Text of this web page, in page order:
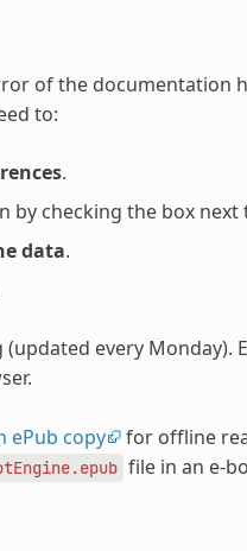
of the documentation
to:
.
checking the box next
data.
every Monday).
ePub copy for offline
file in an e-